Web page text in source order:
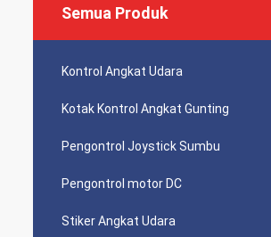
Semua Produk
Kontrol Angkat Udara
Kotak Kontrol Angkat Gunting
Pengontrol Joystick Sumbu
Pengontrol motor DC
Stiker Angkat Udara